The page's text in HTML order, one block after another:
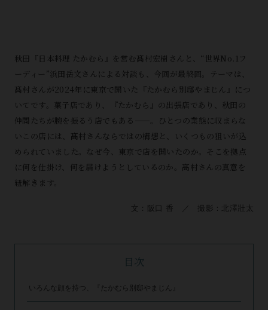
秋田『日本料理 たかむら』を営む髙村宏樹さんと、“世界No.1フ
ーディー”浜田岳文さんによる対談も、今回が最終回。テーマは、
髙村さんが2024年に東京で開いた『たかむら別邸やまじん』につ
いてです。菓子店であり、『たかむら』の出張店であり、秋田の
仲間たちが腕を振るう店でもある——。ひとつの業態に収まらな
いこの店には、髙村さんならではの構想と、いくつもの狙いが込
められていました。なぜ今、東京で店を開いたのか。そこを拠点
に何を仕掛け、何を届けようとしているのか。髙村さんの真意を
紐解きます。
文：阪口 香 ／ 撮影：北澤壯太
目次
いろんな顔を持つ、『たかむら別邸やまじん』